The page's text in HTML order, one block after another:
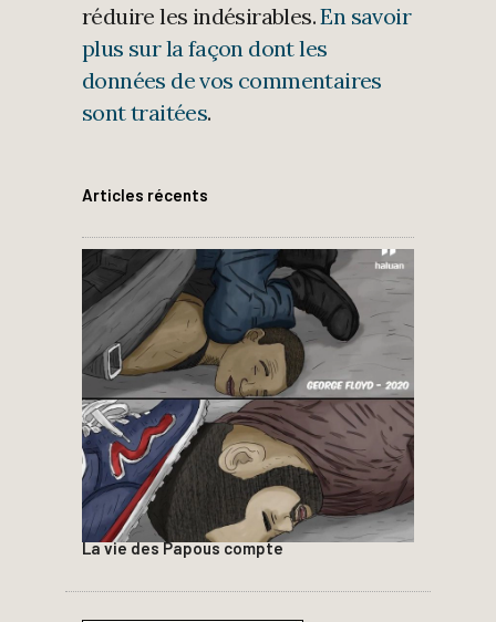
réduire les indésirables.En savoir
plus sur la façon dont les
données de vos commentaires
sont traitées.
Articles récents
La vie des Papous compte